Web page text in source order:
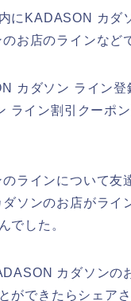
にKADASON カダ
お店のラインなど
カダソン ライン
ライン割引クーポ
ラインについて友
ソンのお店がライ
でした。
カダソン
ができたらシェア